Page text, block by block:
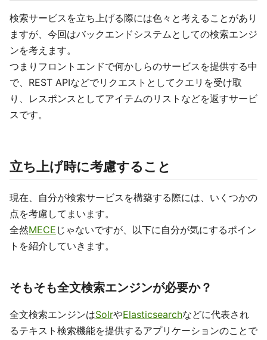
検索サービスを立ち上げる際には色々と考えることがあり
ますが、今回はバックエンドシステムとしての検索エンジ
ンを考えます。
つまりフロントエンドで何かしらのサービスを提供する中
で、REST APIなどでリクエストとしてクエリを受け取
り、レスポンスとしてアイテムのリストなどを返すサービ
スです。
立ち上げ時に考慮すること
現在、自分が検索サービスを構築する際には、いくつかの
点を考慮してまいます。
全然MECE じゃないですが、以下に自分が気にするポイン
トを紹介していきます。
そもそも全文検索エンジンが必要か？
全文検索エンジンはSolrやElasticsearchなどに代表され
るテキスト検索機能を提供するアプリケーションのことで